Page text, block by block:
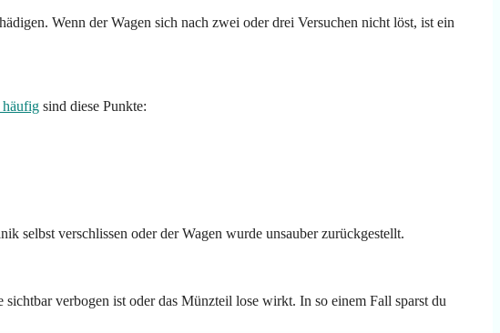
Wenn der Wagen sich nach zwei oder drei Versuchen nicht löst, ist ein
häufig sind diese Punkte:
selbst verschlissen oder der Wagen wurde unsauber zurückgestellt.
verbogen ist oder das Münzteil lose wirkt. In so einem Fall sparst du